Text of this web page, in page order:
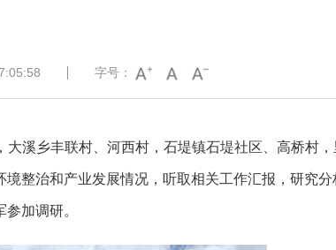
字号：
溪乡丰联村、河西村，石堤镇石堤社区、高桥村，
整治和产业发展情况，听取相关工作汇报，研究分
加调研。